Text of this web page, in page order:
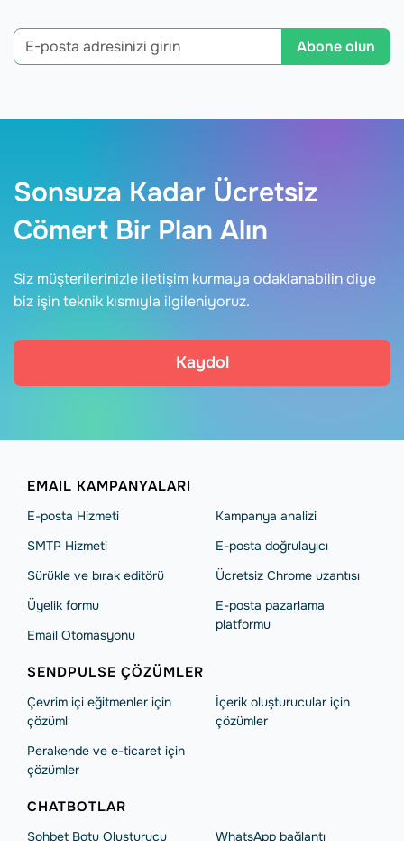
Abone olun
Sonsuza Kadar Ücretsiz
Cömert Bir Plan Alın
Siz müşterilerinizle iletişim kurmaya odaklanabilin diye
biz işin teknik kısmıyla ilgileniyoruz.
Kaydol
EMAIL KAMPANYALARI
E-posta Hizmeti
SMTP Hizmeti
Sürükle ve bırak editörü
Üyelik formu
Email Otomasyonu
Kampanya analizi
E-posta doğrulayıcı
Ücretsiz Chrome uzantısı
E-posta pazarlama
platformu
SENDPULSE ÇÖZÜMLER
Çevrim içi eğitmenler için
çözüml
Perakende ve e-ticaret için
çözümler
İçerik oluşturucular için
çözümler
CHATBOTLAR
Sohbet Botu Oluşturucu
WhatsApp bağlantı